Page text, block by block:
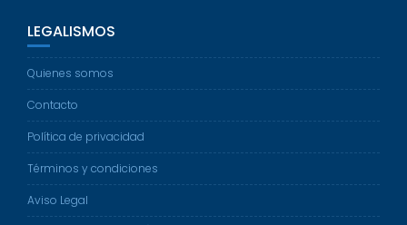
LEGALISMOS
Quienes somos
Contacto
Política de privacidad
Términos y condiciones
Aviso Legal